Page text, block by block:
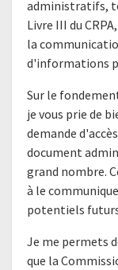
administratifs,
Livre III du
la
d'informations
Sur le
je vous prie de
demande
document
grand nombre.
à le
potentiels
Je me permets
que la